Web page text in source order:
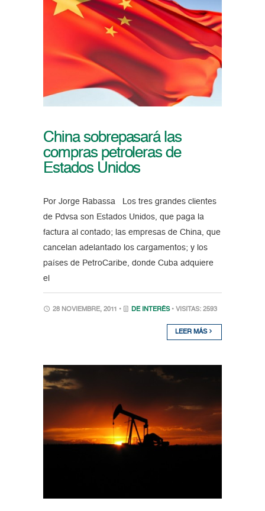
China sobrepasará las
compras petroleras de
Estados Unidos
Por Jorge Rabassa Los tres grandes clientes
de Pdvsa son Estados Unidos, que paga la
factura al contado; las empresas de China, que
cancelan adelantado los cargamentos; y los
países de PetroCaribe, donde Cuba adquiere
el
28 NOVIEMBRE, 2011 • DE INTERÉS • VISITAS: 2593
LEER MÁS